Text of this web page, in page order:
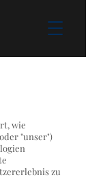
wie
"unser")
zu